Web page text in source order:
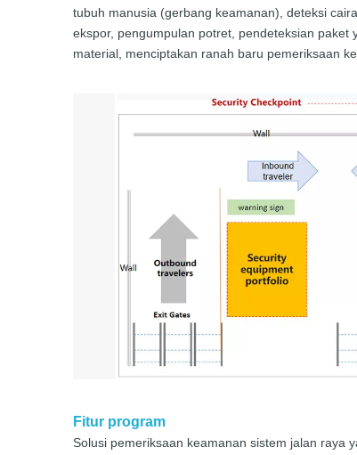
tubuh manusia (gerbang keamanan), deteksi
ekspor, pengumpulan potret, pendeteksian
material, menciptakan ranah baru pemeriksaan
Fitur program
Solusi pemeriksaan keamanan sistem jalan raya